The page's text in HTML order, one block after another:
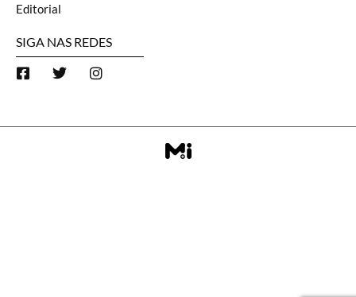
Editorial
SIGA NAS REDES